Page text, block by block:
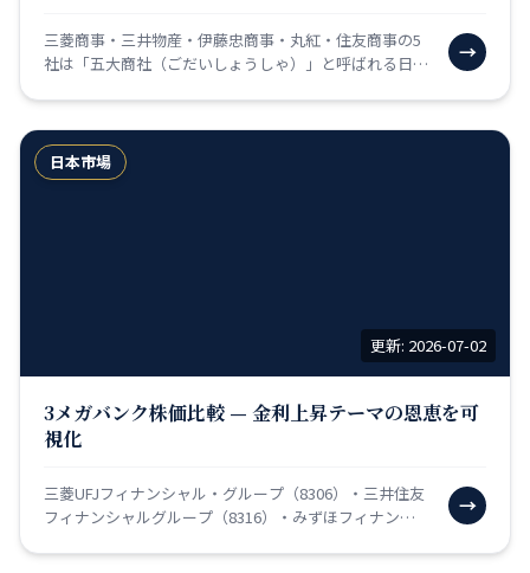
三菱商事・三井物産・伊藤忠商事・丸紅・住友商事の5
社は「五大商社（ごだいしょうしゃ）」と呼ばれる日本
→
日本市場
更新: 2026-07-02
3メガバンク株価比較 — 金利上昇テーマの恩恵を可
視化
三菱UFJフィナンシャル・グループ（8306）・三井住友
フィナンシャルグループ（8316）・みずほフィナンシ
→